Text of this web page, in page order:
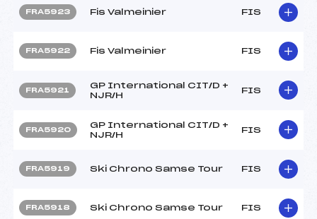
FRA5923 Fis Valmeinier FIS
FRA5922 Fis Valmeinier FIS
FRA5921
GP International CIT/D +
NJR/H
FIS
FRA5920
GP International CIT/D +
NJR/H
FIS
FRA5919 Ski Chrono Samse Tour FIS
FRA5918 Ski Chrono Samse Tour FIS